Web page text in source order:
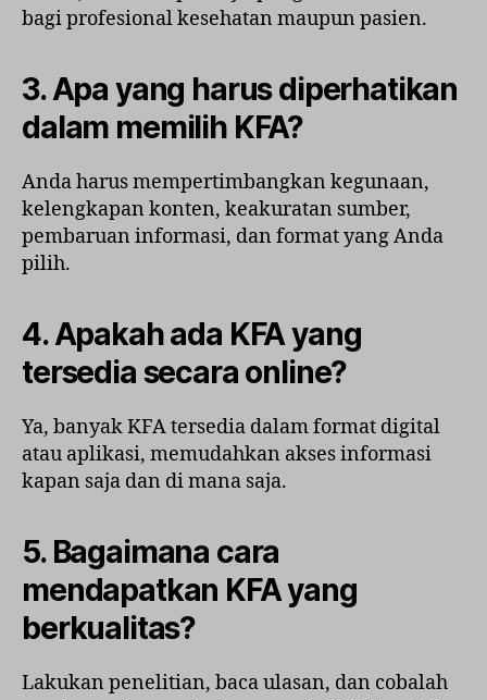
bagi profesional kesehatan maupun pasien.
3. Apa yang harus diperhatikan
dalam memilih KFA?
Anda harus mempertimbangkan kegunaan,
kelengkapan konten, keakuratan sumber,
pembaruan informasi, dan format yang Anda
pilih.
4. Apakah ada KFA yang
tersedia secara online?
Ya, banyak KFA tersedia dalam format digital
atau aplikasi, memudahkan akses informasi
kapan saja dan di mana saja.
5. Bagaimana cara
mendapatkan KFA yang
berkualitas?
Lakukan penelitian, baca ulasan, dan cobalah